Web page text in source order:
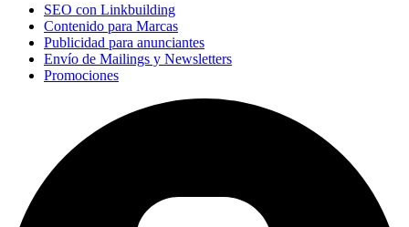
SEO con Linkbuilding
Contenido para Marcas
Publicidad para anunciantes
Envío de Mailings y Newsletters
Promociones